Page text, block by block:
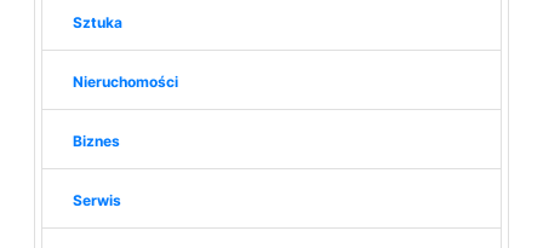
Sztuka
Nieruchomości
Biznes
Serwis